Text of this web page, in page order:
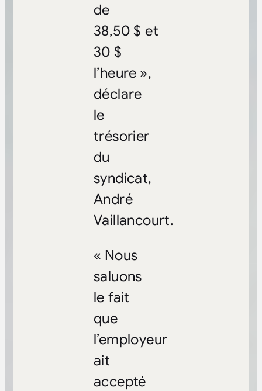
de
38,50 $ et
30 $
l’heure »,
déclare
le
trésorier
du
syndicat,
André
Vaillancourt.
« Nous
saluons
le fait
que
l’employeur
ait
accepté